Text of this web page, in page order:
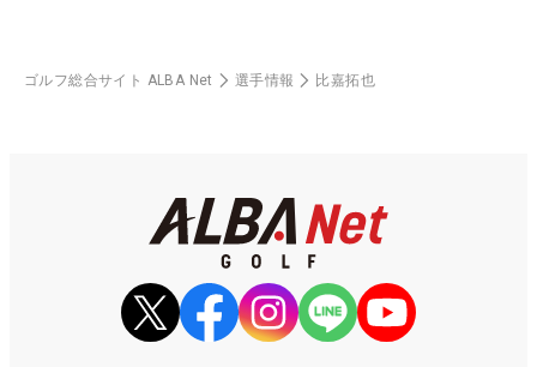
ゴルフ総合サイト ALBA Net 選手情報 比嘉拓也